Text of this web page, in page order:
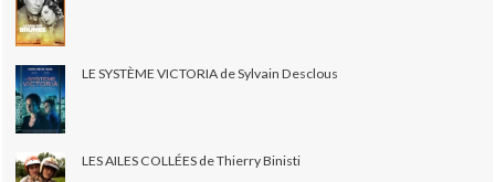
LE SYSTÈME VICTORIA de Sylvain Desclous
LES AILES COLLÉES de Thierry Binisti